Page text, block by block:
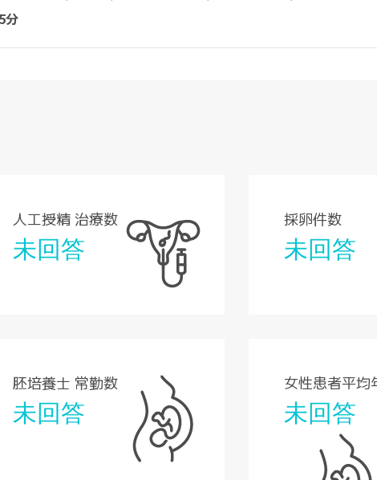
分
人工授精 治療数
未回答
採卵件数
未回答
胚培養士 常勤数
未回答
女性患者平均
未回答